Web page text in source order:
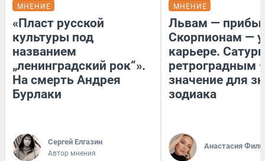
МНЕНИЕ
«Пласт русской
культуры под
названием
„ленинградский рок“».
На смерть Андрея
Бурлаки
Сергей Елгазин
Автор мнения
МНЕНИЕ
Львам —
Скорпионам —
карьере.
ретроградным
значение для
зодиака
Анастасия